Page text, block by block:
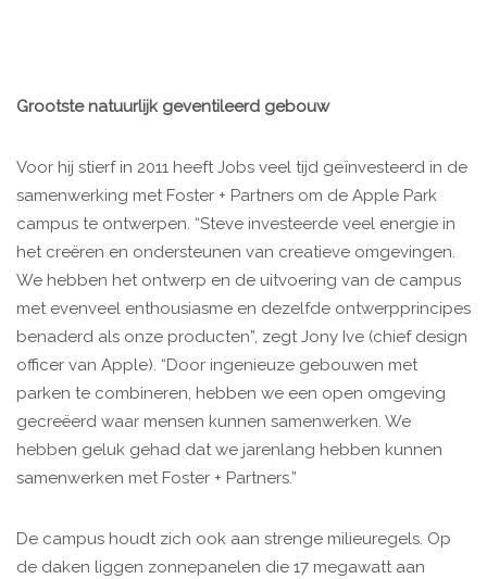
Grootste natuurlijk geventileerd gebouw
Voor hij stierf in 2011 heeft Jobs veel tijd geïnvesteerd in de
samenwerking met Foster + Partners om de Apple Park
campus te ontwerpen. “Steve investeerde veel energie in
het creëren en ondersteunen van creatieve omgevingen.
We hebben het ontwerp en de uitvoering van de campus
met evenveel enthousiasme en dezelfde ontwerpprincipes
benaderd als onze producten”, zegt Jony Ive (chief design
officer van Apple). “Door ingenieuze gebouwen met
parken te combineren, hebben we een open omgeving
gecreëerd waar mensen kunnen samenwerken. We
hebben geluk gehad dat we jarenlang hebben kunnen
samenwerken met Foster + Partners.”
De campus houdt zich ook aan strenge milieuregels. Op
de daken liggen zonnepanelen die 17 megawatt aan